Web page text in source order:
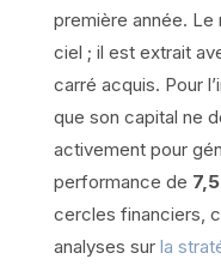
première année.
ciel ; il est extrait
carré acquis. Pour
que son capital ne
activement pour
performance de
cercles financiers,
analyses sur la